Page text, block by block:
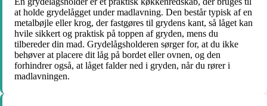
at holde grydelågget under madlavning. Den består typisk af en
metalbøjle eller krog, der fastgøres til grydens kant, så låget kan
hvile sikkert og praktisk på toppen af gryden, mens du
tilbereder din mad. Grydelågsholderen sørger for, at du ikke
behøver at placere dit låg på bordet eller ovnen, og den
forhindrer også, at låget falder ned i gryden, når du rører i
madlavningen.